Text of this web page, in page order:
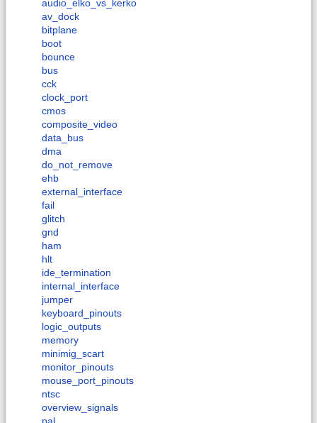
audio_elko_vs_kerko
av_dock
bitplane
boot
bounce
bus
cck
clock_port
cmos
composite_video
data_bus
dma
do_not_remove
ehb
external_interface
fail
glitch
gnd
ham
hlt
ide_termination
internal_interface
jumper
keyboard_pinouts
logic_outputs
memory
minimig_scart
monitor_pinouts
mouse_port_pinouts
ntsc
overview_signals